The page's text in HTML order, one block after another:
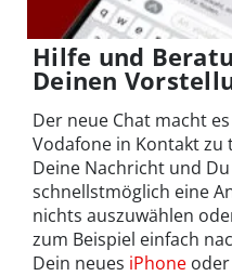
Hilfe und
Deinen
Der neue Chat macht
Vodafone in Kontakt zu
Deine Nachricht und
schnellstmöglich eine
nichts auszuwählen
zum Beispiel einfach
Dein neues iPhone